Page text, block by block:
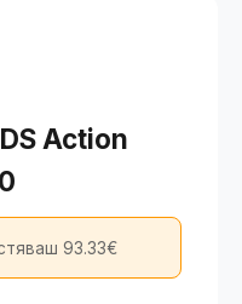
Action
93.33€